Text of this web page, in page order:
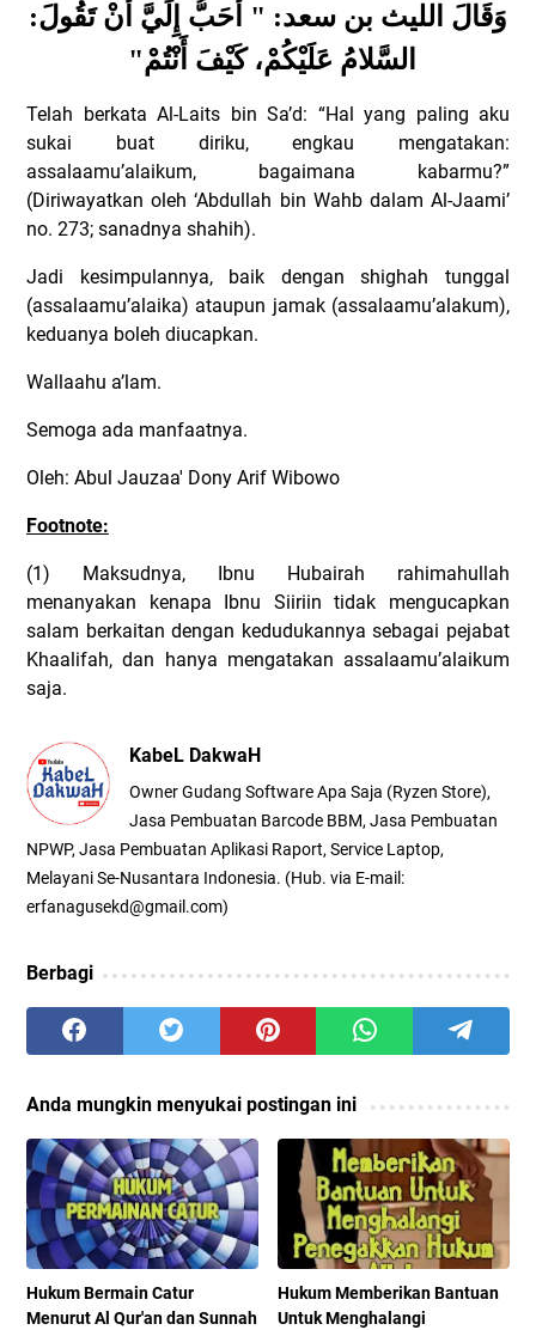
وَقَالَ الليث بن سعد: " أَحَبُّ إِلَيَّ أَنْ تَقُولَ:
السَّلامُ عَلَيْكُمْ، كَيْفَ أَنْتُمْ"
Telah berkata Al-Laits bin Sa’d: “Hal yang paling aku
sukai buat diriku, engkau mengatakan:
assalaamu’alaikum, bagaimana kabarmu?”
(Diriwayatkan oleh ‘Abdullah bin Wahb dalam Al-Jaami’
no. 273; sanadnya shahih).
Jadi kesimpulannya, baik dengan shighah tunggal
(assalaamu’alaika) ataupun jamak (assalaamu’alakum),
keduanya boleh diucapkan.
Wallaahu a’lam.
Semoga ada manfaatnya.
Oleh: Abul Jauzaa' Dony Arif Wibowo
Footnote:
(1) Maksudnya, Ibnu Hubairah rahimahullah
menanyakan kenapa Ibnu Siiriin tidak mengucapkan
salam berkaitan dengan kedudukannya sebagai pejabat
Khaalifah, dan hanya mengatakan assalaamu’alaikum
saja.
KabeL DakwaH
Owner Gudang Software Apa Saja (Ryzen Store),
Jasa Pembuatan Barcode BBM, Jasa Pembuatan
NPWP, Jasa Pembuatan Aplikasi Raport, Service Laptop,
Melayani Se-Nusantara Indonesia. (Hub. via E-mail:
erfanagusekd@gmail.com)
Berbagi
Anda mungkin menyukai postingan ini
Hukum Bermain Catur
Menurut Al Qur'an dan Sunnah
Hukum Memberikan Bantuan
Untuk Menghalangi